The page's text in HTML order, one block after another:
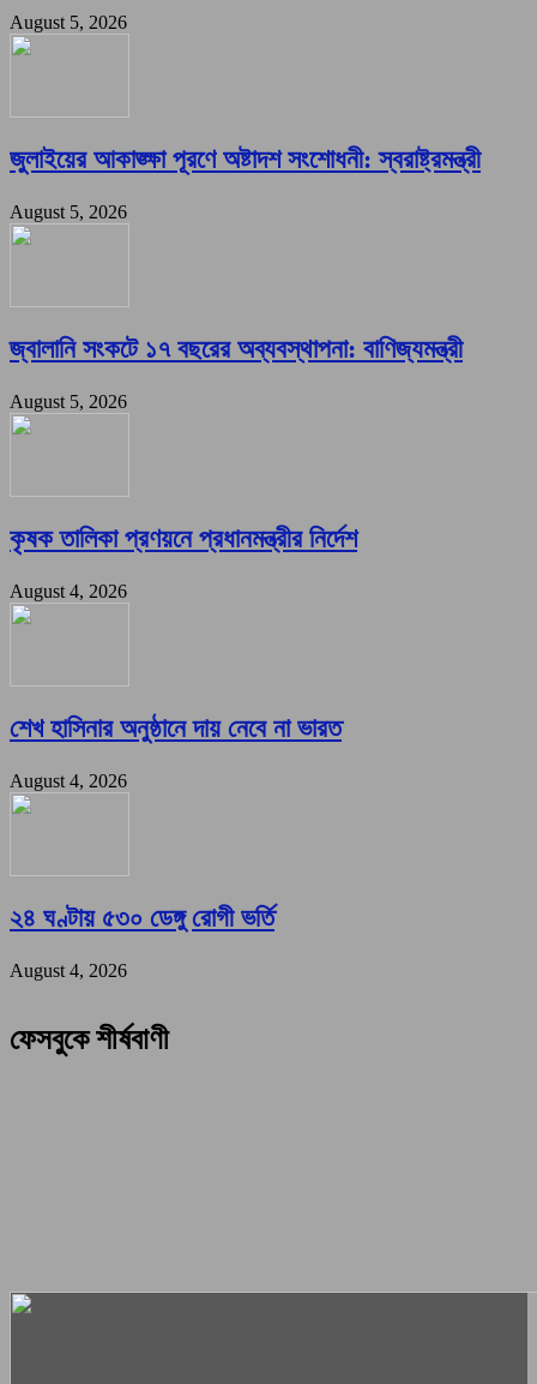
August 5, 2026
জুলাইয়ের আকাঙ্ক্ষা পূরণে অষ্টাদশ সংশোধনী: স্বরাষ্ট্রমন্ত্রী
August 5, 2026
জ্বালানি সংকটে ১৭ বছরের অব্যবস্থাপনা: বাণিজ্যমন্ত্রী
August 5, 2026
কৃষক তালিকা প্রণয়নে প্রধানমন্ত্রীর নির্দেশ
August 4, 2026
শেখ হাসিনার অনুষ্ঠানে দায় নেবে না ভারত
August 4, 2026
২৪ ঘণ্টায় ৫৩০ ডেঙ্গু রোগী ভর্তি
August 4, 2026
ফেসবুকে শীর্ষবাণী